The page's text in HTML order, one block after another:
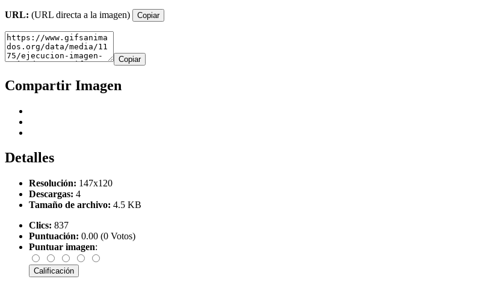
URL: (URL directa a la imagen) Copiar
Copiar
Compartir Imagen
Detalles
Resolución: 147x120
Descargas: 4
Tamaño de archivo: 4.5 KB
Clics: 837
Puntuación: 0.00 (0 Votos)
Puntuar imagen: